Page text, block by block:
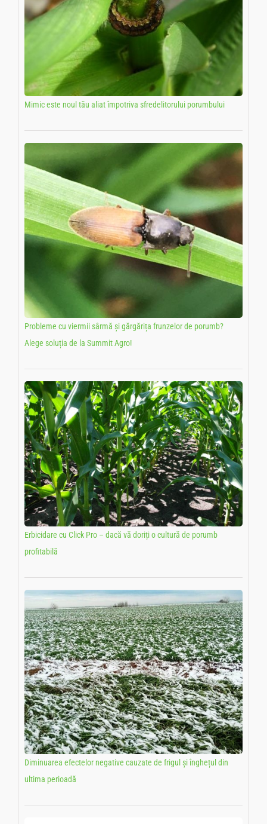
Mimic este noul tău aliat împotriva sfredelitorului porumbului
Probleme cu viermii sârmă și gărgărița frunzelor de porumb?
Alege soluția de la Summit Agro!
Erbicidare cu Click Pro – dacă vă doriți o cultură de porumb
profitabilă
Diminuarea efectelor negative cauzate de frigul și înghețul din
ultima perioadă